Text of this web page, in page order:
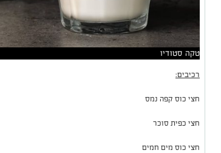
טקה סטודיו
רכיבים:
חצי כוס קפה נמס
חצי כפית סוכר
חצי כוס מים חמים